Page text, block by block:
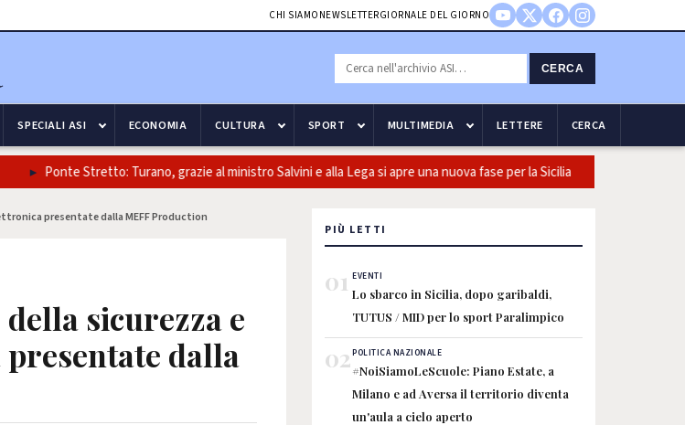
CHI SIAMO NEWSLETTERGIORNALE DEL GIORNO
CERCA
SPECIALI ASI ECONOMIA CULTURA SPORT MULTIMEDIA LETTERE CERCA
Ponte Stretto: Turano, grazie al ministro Salvini e alla Lega si apre una nuova fase per la Sicilia
presentate dalla MEFF Production
sicurezza e
dalla
PIÙ LETTI
01 EVENTI
Lo sbarco in Sicilia, dopo garibaldi,
TUTUS / MID per lo sport Paralimpico
02POLITICA NAZIONALE
#NoiSiamoLeScuole: Piano Estate, a
Milano e ad Aversa il territorio diventa
un'aula a cielo aperto